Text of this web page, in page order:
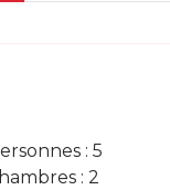
: 5
: 2